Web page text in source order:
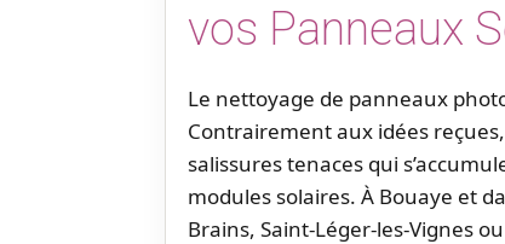
vos Panneaux
Le nettoyage de panneaux
Contrairement aux idées
salissures tenaces qui
modules solaires. À Bouaye et
Brains, Saint-Léger-les-Vignes